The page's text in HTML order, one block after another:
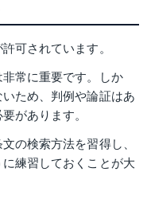
可されています。
常に重要です。しか
ため、判例や論証はあ
があります。
の検索方法を習得し、
練習しておくことが大